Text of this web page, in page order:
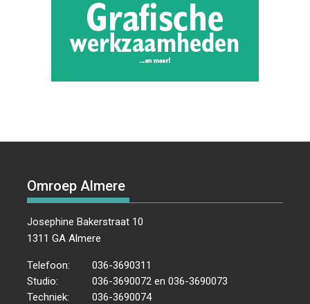
Omroep Almere
Josephine Bakerstraat 10
1311 GA Almere
Telefoon:
036-3690311
Studio:
036-3690072 en 036-3690073
Techniek:
036-3690074